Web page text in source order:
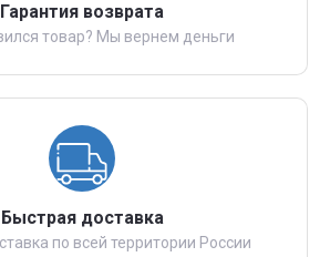
Гарантия возврата
товар? Мы вернем деньги
Быстрая доставка
по всей территории России